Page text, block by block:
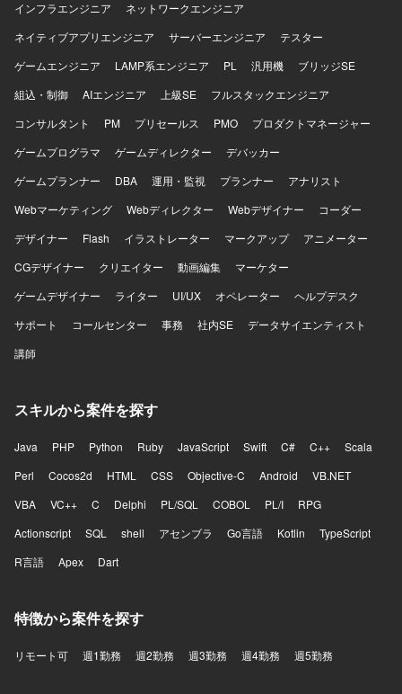
にもコミットできる方を求めております。 【ポジションの
魅力】 PLG 型プロダクトにおけるカスタマーサクセスの設
計から運用まで一気通貫で関わることができ、コンテンツ
やコミュニティを通じてスケーラブルな顧客成功の仕組み
善活動を通じて、SaaS ビジネスにおける成長ドライバーを
実践的に学べる環境です。 【開発環境】 Slack / Discord な
ートメーション、CRM、利用ログ分析ツール、AI ツール
（Claude / ChatGPT 等）を活用した業務環境になります。
インフラエンジニア
ネットワークエンジニア
ネイティブアプリエンジニア
サーバーエンジニア
テスター
ゲームエンジニア
LAMP系エンジニア PL 汎用機
ブリッジSE
組込・制御
AIエンジニア 上級SE
フルスタックエンジニア
コンサルタント
PM プリセールス PMO
プロダクトマネージャー
ゲームプログラマ
ゲームディレクター
デバッカー
ゲームプランナー
DBA 運用・監視 プランナー
アナリスト
Webマーケティング
Webディレクター Webデザイナー
コーダー
デザイナー
Flash イラストレーター マークアップ
アニメーター
CGデザイナー
クリエイター 動画編集
マーケター
ゲームデザイナー
ライター UI/UX オペレーター
ヘルプデスク
サポート
コールセンター 事務 社内SE
データサイエンティスト
講師
スキルから案件を探す
Java PHP Python Ruby JavaScript Swift C# C++
Scala
Perl
Cocos2d HTML CSS Objective-C Android
VB.NET
VBA
VC++ C Delphi PL/SQL COBOL PL/I
RPG
Actionscript
SQL shell アセンブラ Go言語 Kotlin
TypeScript
R言語
Apex Dart
特徴から案件を探す
リモート可 週1勤務 週2勤務 週3勤務 週4勤務 週5勤務